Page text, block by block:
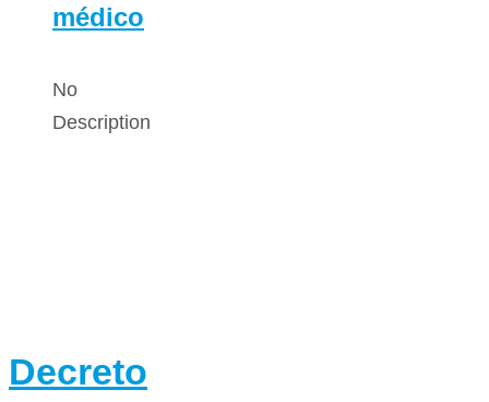
médico
No
Description
Decreto